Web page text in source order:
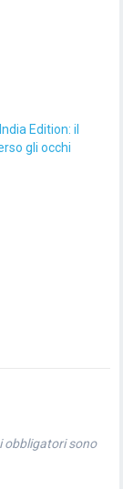
Edition: il
gli occhi
obbligatori sono